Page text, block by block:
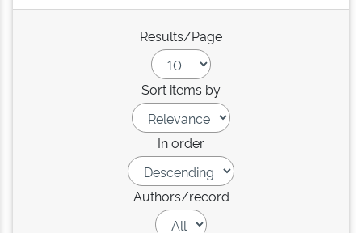
Results/Page
Sort items by
In order
Authors/record